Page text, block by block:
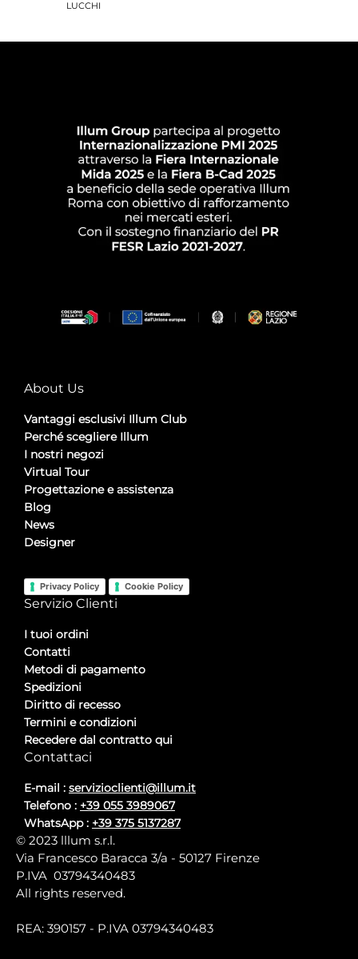
LUCCHI
About Us
Vantaggi esclusivi Illum Club
Perché scegliere Illum
I nostri negozi
Virtual Tour
Progettazione e assistenza
Blog
News
Designer
Privacy Policy Cookie Policy
Servizio Clienti
I tuoi ordini
Contatti
Metodi di pagamento
Spedizioni
Diritto di recesso
Termini e condizioni
Recedere dal contratto qui
Contattaci
E-mail : servizioclienti@illum.it
Telefono : +39 055 3989067
WhatsApp : +39 375 5137287
© 2023 lllum s.r.l.
Via Francesco Baracca 3/a - 50127 Firenze
P.IVA 03794340483
All rights reserved.
REA: 390157 - P.IVA 03794340483